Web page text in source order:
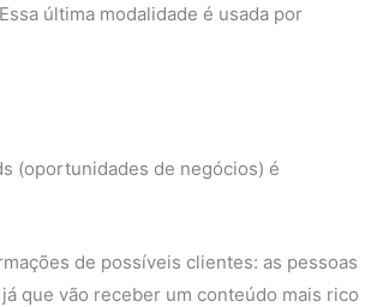
última modalidade é usada por
(oportunidades de negócios) é
de possíveis clientes: as pessoas
que vão receber um conteúdo mais rico